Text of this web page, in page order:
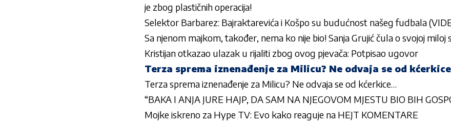
je zbog plastičnih operacija!
Selektor Barbarez: Bajraktarevića i Košpo su budućnost našeg fudbala
Sa njenom majkom, također, nema ko nije bio! Sanja Grujić čula o svojoj miloj
Kristijan otkazao ulazak u rijaliti zbog ovog pjevača: Potpisao ugovor
Terza sprema iznenađenje za Milicu? Ne odvaja se od
Terza sprema iznenađenje za Milicu? Ne odvaja se od kćerkice…
“BAKA I ANJA JURE HAJP, DA SAM NA NJEGOVOM MJESTU BIO BIH
Mojke iskreno za Hype TV: Evo kako reaguje na HEJT KOMENTARE